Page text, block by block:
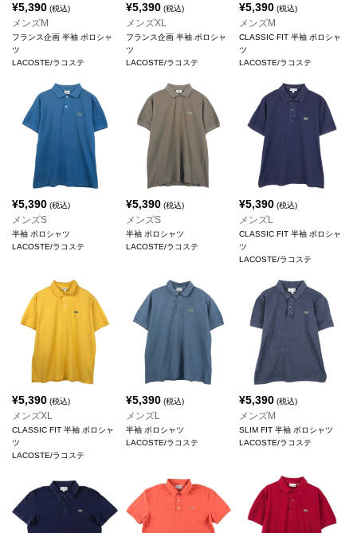
¥5,390 (税込)
メンズM
フランス企画 半袖 ポロシャ
ツ
LACOSTE/ラコステ
¥5,390(税込)
メンズXL
フランス企画 半袖 ポロシャ
ツ
LACOSTE/ラコステ
¥5,390 (税込)
メンズM
CLASSIC FIT 半袖 ポロシャ
ツ
LACOSTE/ラコステ
¥5,390 (税込)
メンズS
半袖 ポロシャツ
LACOSTE/ラコステ
¥5,390(税込)
メンズS
半袖 ポロシャツ
LACOSTE/ラコステ
¥5,390 (税込)
メンズL
CLASSIC FIT 半袖 ポロシャ
ツ
LACOSTE/ラコステ
¥5,390 (税込)
メンズXL
CLASSIC FIT 半袖 ポロシャ
ツ
LACOSTE/ラコステ
¥5,390(税込)
メンズL
半袖 ポロシャツ
LACOSTE/ラコステ
¥5,390 (税込)
メンズM
SLIM FIT 半袖 ポロシャツ
LACOSTE/ラコステ